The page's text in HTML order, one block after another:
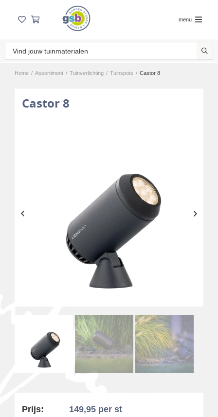
menu
Home / Assortiment / Tuinverlichting / Tuinspots / Castor 8
Castor 8
Prijs: 149,95 per st